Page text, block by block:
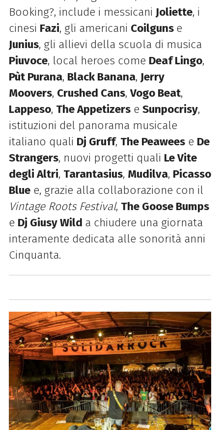
Booking?, include i messicani Joliette, i
cinesi Fazi, gli americani Coilguns e
Junius, gli allievi della scuola di musica
Piuvoce, local heroes come Deaf Lingo,
Pùt Purana, Black Banana, Jerry
Moovers, Crushed Cans,Vogo Beat,
Lappeso, The Appetizerse Sunpocrisy,
istituzioni del panorama musicale
italiano quali Dj Gruff, The Peaweese De
Strangers, nuovi progetti quali Le Vite
degli Altri, Tarantasius, Mudilva, Picasso
Bluee, grazie alla collaborazione con il
Vintage Roots Festival, The Goose Bumps
e Dj Giusy Wild a chiudere una giornata
interamente dedicata alle sonorità anni
Cinquanta.